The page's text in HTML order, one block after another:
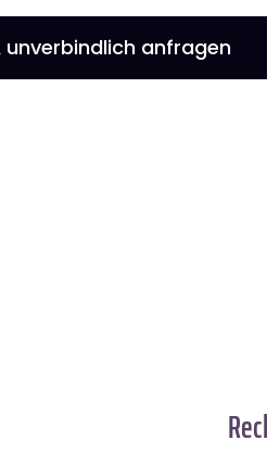
unverbindlich anfragen